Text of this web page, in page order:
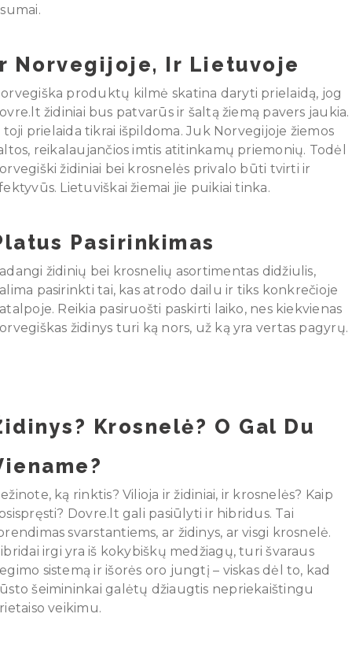
Norvegijoje, Ir Lietuvoje
produktų kilmė skatina daryti prielaidą, jog
židiniai bus patvarūs ir šaltą žiemą pavers jaukia.
toji prielaida tikrai išpildoma. Juk Norvegijoje žiemos
reikalaujančios imtis atitinkamų priemonių. Todėl
židiniai bei krosnelės privalo būti tvirti ir
Lietuviškai žiemai jie puikiai tinka.
Pasirinkimas
židinių bei krosnelių asortimentas didžiulis,
pasirinkti tai, kas atrodo dailu ir tiks konkrečioje
Reikia pasiruošti paskirti laiko, nes kiekvienas
židinys turi ką nors, už ką yra vertas pagyrų.
Krosnelė? O Gal Du
ką rinktis? Vilioja ir židiniai, ir krosnelės? Kaip
Dovre.lt gali pasiūlyti ir hibridus. Tai
svarstantiems, ar židinys, ar visgi krosnelė.
irgi yra iš kokybiškų medžiagų, turi švaraus
sistemą ir išorės oro jungtį – viskas dėl to, kad
šeimininkai galėtų džiaugtis nepriekaištingu
veikimu.